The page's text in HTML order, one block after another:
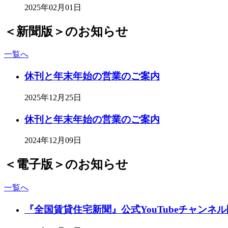
2025年02月01日
＜新聞版＞のお知らせ
一覧へ
休刊と年末年始の営業のご案内
2025年12月25日
休刊と年末年始の営業のご案内
2024年12月09日
＜電子版＞のお知らせ
一覧へ
『全国賃貸住宅新聞』公式YouTubeチャンネ